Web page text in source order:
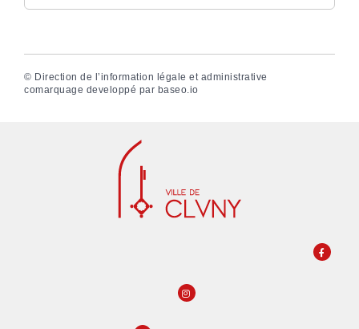
© Direction de l’information légale et administrative
comarquage developpé par baseo.io